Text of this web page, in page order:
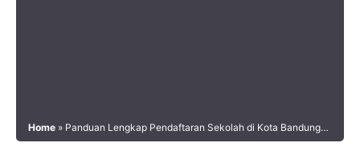
Home » Panduan Lengkap Pendaftaran Sekolah di Kota Bandung